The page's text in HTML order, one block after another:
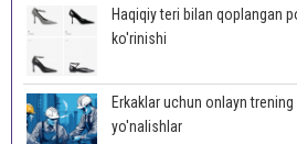
Haqiqiy teri bilan qoplangan
ko'rinishi
Erkaklar uchun onlayn
yo'nalishlar